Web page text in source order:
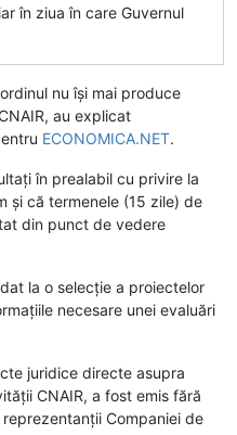
în ziua în care Guvernul
nu își mai produce
au explicat
ECONOMICA.NET.
în prealabil cu privire la
și că termenele (15 zile) de
din punct de vedere
la o selecție a proiectelor
necesare unei evaluări
juridice directe asupra
CNAIR, a fost emis fără
Companiei de